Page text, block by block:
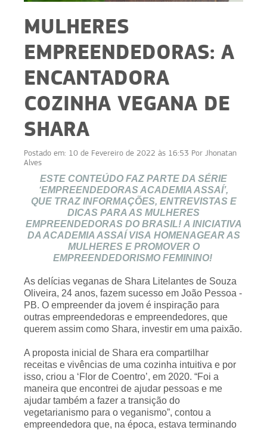
MULHERES
EMPREENDEDORAS: A
ENCANTADORA
COZINHA VEGANA DE
SHARA
Postado em: 10 de Fevereiro de 2022 às 16:53 Por Jhonatan
Alves
ESTE CONTEÚDO FAZ PARTE DA SÉRIE
‘EMPREENDEDORAS ACADEMIA ASSAÍ’,
QUE TRAZ INFORMAÇÕES, ENTREVISTAS E
DICAS PARA AS MULHERES
EMPREENDEDORAS DO BRASIL! A INICIATIVA
DA ACADEMIA ASSAÍ VISA HOMENAGEAR AS
MULHERES E PROMOVER O
EMPREENDEDORISMO FEMININO!
As delícias veganas de Shara Litelantes de Souza
Oliveira, 24 anos, fazem sucesso em João Pessoa -
PB. O empreender da jovem é inspiração para
outras empreendedoras e empreendedores, que
querem assim como Shara, investir em uma paixão.
A proposta inicial de Shara era compartilhar
receitas e vivências de uma cozinha intuitiva e por
isso, criou a ‘Flor de Coentro’, em 2020. “Foi a
maneira que encontrei de ajudar pessoas e me
ajudar também a fazer a transição do
vegetarianismo para o veganismo”, contou a
empreendedora que, na época, estava terminando